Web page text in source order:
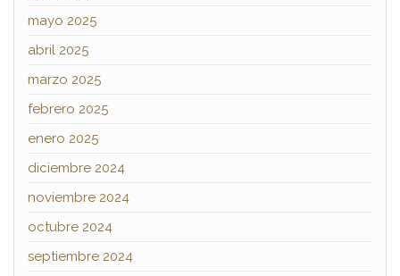
mayo 2025
abril 2025
marzo 2025
febrero 2025
enero 2025
diciembre 2024
noviembre 2024
octubre 2024
septiembre 2024